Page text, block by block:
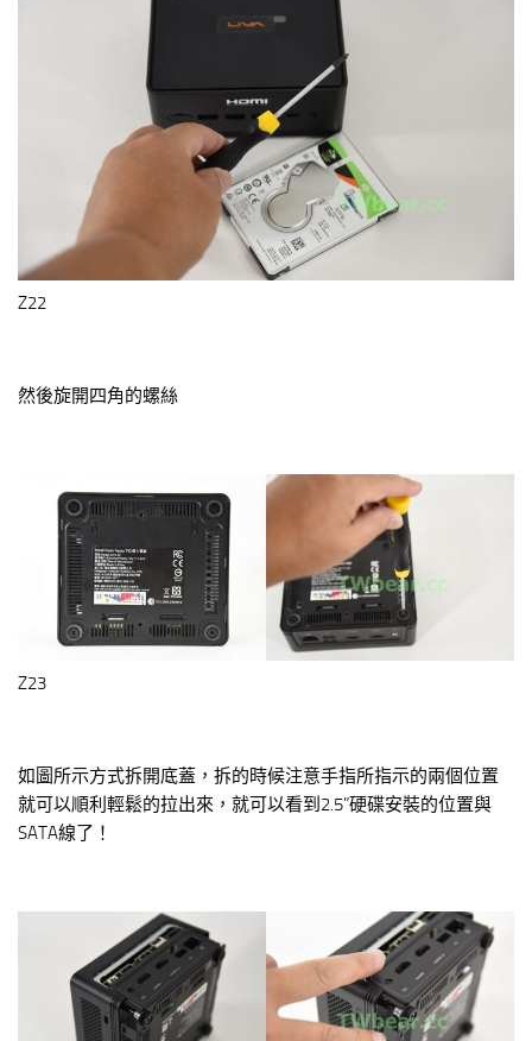
Z22
然後旋開四角的螺絲
Z23
如圖所示方式拆開底蓋，拆的時候注意手指所指示的兩個位置
就可以順利輕鬆的拉出來，就可以看到2.5”硬碟安裝的位置與
SATA線了！